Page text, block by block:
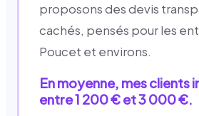
proposons des devis
cachés, pensés pour les
Poucet et environs.
En moyenne, mes clients
entre 1 200 € et 3 000 €.